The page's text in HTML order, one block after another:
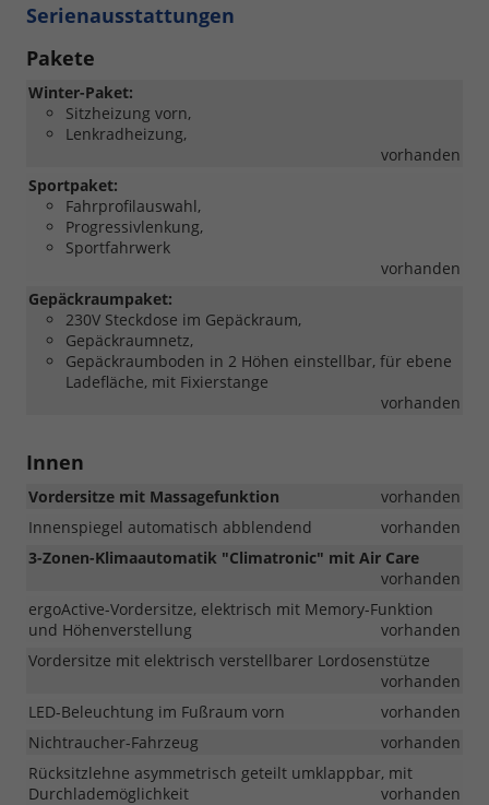
Serienausstattungen
Pakete
Winter-Paket:
Sitzheizung vorn,
Lenkradheizung,
vorhanden
Sportpaket:
Fahrprofilauswahl,
Progressivlenkung,
Sportfahrwerk
vorhanden
Gepäckraumpaket:
230V Steckdose im Gepäckraum,
Gepäckraumnetz,
Gepäckraumboden in 2 Höhen einstellbar, für ebene
Ladefläche, mit Fixierstange
vorhanden
Innen
Vordersitze mit Massagefunktion
vorhanden
Innenspiegel automatisch abblendend
vorhanden
3-Zonen-Klimaautomatik "Climatronic" mit Air Care
vorhanden
ergoActive-Vordersitze, elektrisch mit Memory-Funktion
und Höhenverstellung
vorhanden
Vordersitze mit elektrisch verstellbarer Lordosenstütze
vorhanden
LED-Beleuchtung im Fußraum vorn
vorhanden
Nichtraucher-Fahrzeug
vorhanden
Rücksitzlehne asymmetrisch geteilt umklappbar, mit
Durchlademöglichkeit
vorhanden